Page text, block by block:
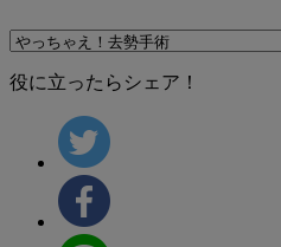
役に立ったらシェア！